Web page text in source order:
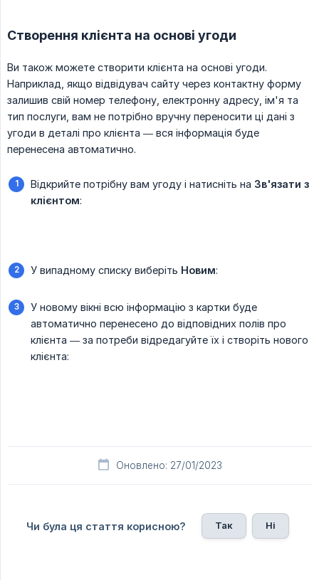
Створення клієнта на основі угоди
Ви також можете створити клієнта на основі угоди.
Наприклад, якщо відвідувач сайту через контактну форму
залишив свій номер телефону, електронну адресу, ім'я та
тип послуги, вам не потрібно вручну переносити ці дані з
угоди в деталі про клієнта — вся інформація буде
перенесена автоматично.
Відкрийте потрібну вам угоду і натисніть на Зв'язати з
клієнтом:
У випадному списку виберіть Новим:
У новому вікні всю інформацію з картки буде
автоматично перенесено до відповідних полів про
клієнта — за потреби відредагуйте їх і створіть нового
клієнта:
Оновлено: 27/01/2023
Чи була ця стаття корисною? Так Ні